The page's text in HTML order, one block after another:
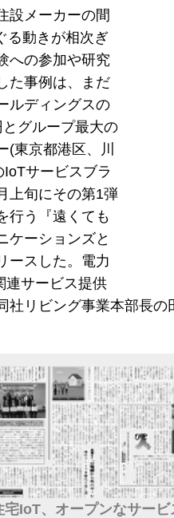
設メーカーの間
る動きが相次ぎ
への参加や研究
た事例は、まだ
ルディングスの
グループ最大の
(東京都港区、川
サービスブラ
上旬にその第1弾
行う『遠くても
ケーションズと
ースした。電力
連サービス提供
リビング事業本部長の
宅IoT、オープンなサービ